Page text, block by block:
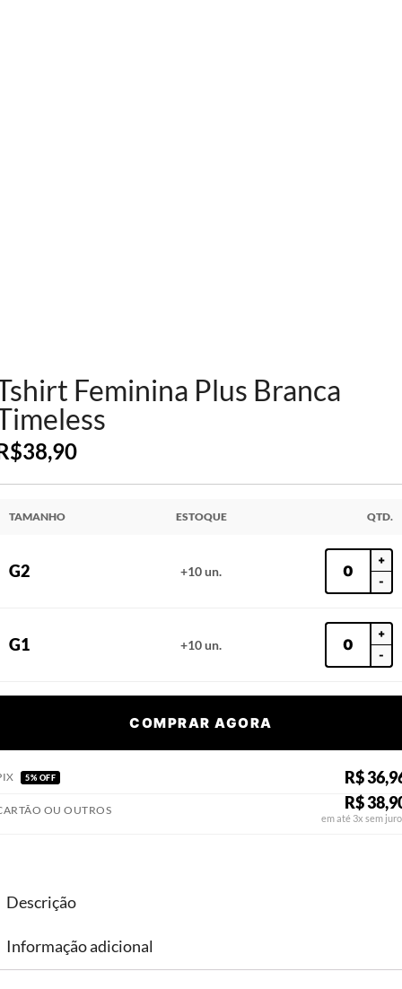
Feminina Plus Branca
38,90
TAMANHO ESTOQUE QTD.
G2 +10 un.
+
-
G1 +10 un.
+
-
COMPRAR AGORA
5% OFF R$
OU OUTROS R$
em até 3x sem
Descrição
Informação adicional